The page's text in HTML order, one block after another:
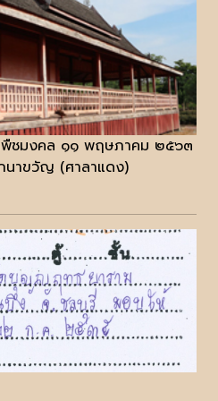
พืชมงคล ๑๑ พฤษภาคม ๒๕๖๓
นาขวัญ (ศาลาแดง)